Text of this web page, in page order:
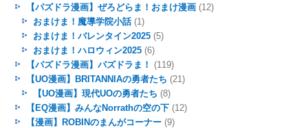
【パズドラ漫画】ぜろどらま！おまけ漫画(12)
おまけま！魔導学院小話(1)
おまけま！バレンタイン2025(5)
おまけま！ハロウィン2025(6)
【パズドラ漫画】パズドラま！
(119)
【UO漫画】BRITANNIAの勇者たち (21)
【UO漫画】現代UOの勇者たち (8)
【EQ漫画】みんなNorrathの空の下(12)
【漫画】ROBINのまんがコーナー(9)